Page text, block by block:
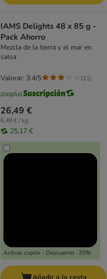
IAMS Delights 48 x 85 g -
Pack Ahorro
Mezcla de la tierra y el mar en
salsa
26,49 €
6,49 € / kg
25,17 €
Activar cupón - Descuento -20%
Valorar: 3.4/5 (11)